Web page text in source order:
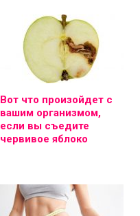
Вот что произойдет с
вашим организмом,
если вы съедите
червивое яблоко